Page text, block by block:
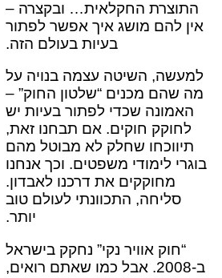
התוצרת החקלאית… ובקצרה –
אין להם מושג איך אפשר לפתור
בעיות בעולם הזה.
למעשה, השיטה עצמה בנויה על
מה שהם מכנים “שלטון החוק” –
האמונה שכדי לפתור בעיות יש
לחוקק חוקים. אם תבחנו זאת,
תיווכחו שחלק לא מבוטל מהם
בוגרי לימודי משפטים. וכך אנחנו
מחוקקים את דרכנו לאבדון.
סליחה, התכוונתי לעולם טוב
יותר.
“חוק אוויר נקי” נחקק בישראל
ב-2008. אבל כמו שאתם רואים,